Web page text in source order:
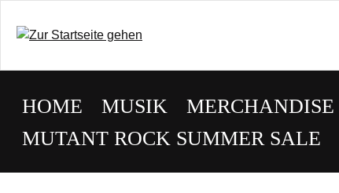
HOME MUSIK MERCHANDISE
MUTANT ROCK SUMMER SALE